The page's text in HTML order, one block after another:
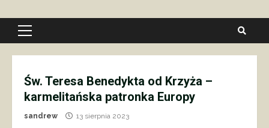
Primary
Św. Teresa Benedykta od Krzyża –
karmelitańska patronka Europy
sandrew 13 sierpnia 2023